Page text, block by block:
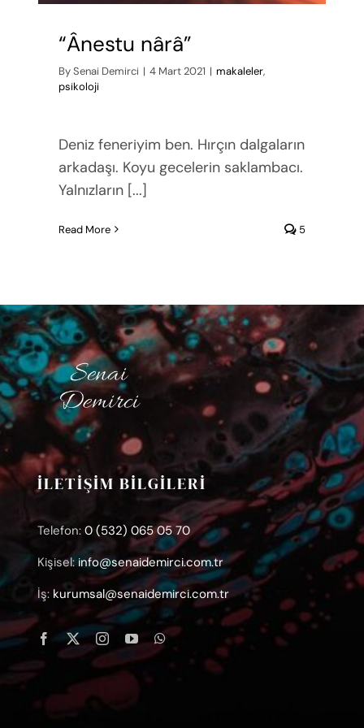
“Ânestu nârâ”
BySenai Demirci | 4 Mart 2021 | makaleler,
psikoloji
Deniz feneriyim ben. Hırçın dalgaların
arkadaşı. Koyu gecelerin saklambacı.
Yalnızların [...]
Read More 5
İLETİŞİM BİLGİLERİ
Telefon: 0 (532) 065 05 70
Kişisel: info@senaidemirci.com.tr
İş: kurumsal@senaidemirci.com.tr